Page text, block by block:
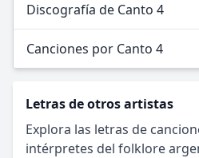
Discografía de Canto 4
Canciones por Canto 4
Letras de otros artistas
Explora las letras de
intérpretes del folklore